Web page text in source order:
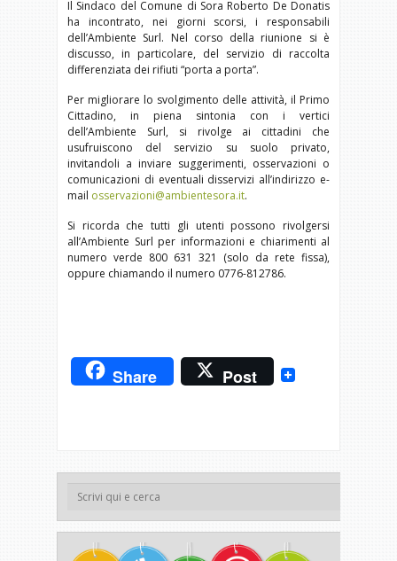
Il Sindaco del Comune di Sora Roberto De Donatis
ha incontrato, nei giorni scorsi, i responsabili
dell’Ambiente Surl. Nel corso della riunione si è
discusso, in particolare, del servizio di raccolta
differenziata dei rifiuti “porta a porta”.
Per migliorare lo svolgimento delle attività, il Primo
Cittadino, in piena sintonia con i vertici
dell’Ambiente Surl, si rivolge ai cittadini che
usufruiscono del servizio su suolo privato,
invitandoli a inviare suggerimenti, osservazioni o
comunicazioni di eventuali disservizi all’indirizzo e-
mail osservazioni@ambientesora.it.
Si ricorda che tutti gli utenti possono rivolgersi
all’Ambiente Surl per informazioni e chiarimenti al
numero verde 800 631 321 (solo da rete fissa),
oppure chiamando il numero 0776-812786.
Share Post